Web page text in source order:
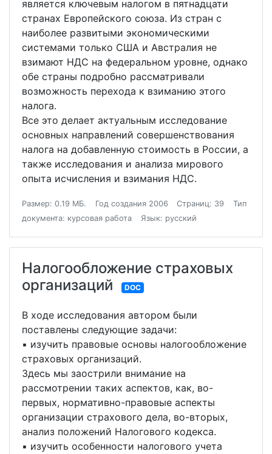
является ключевым налогом в пятнадцати
странах Европейского союза. Из стран с
наиболее развитыми экономическими
системами только США и Австралия не
взимают НДС на федеральном уровне, однако
обе страны подробно рассматривали
возможность перехода к взиманию этого
налога.
Все это делает актуальным исследование
основных направлений совершенствования
налога на добавленную стоимость в России, а
также исследования и анализа мирового
опыта исчисления и взимания НДС.
Размер: 0.19 МБ. Год создания 2006 Страниц: 39
Тип
документа: курсовая работа
Язык: русский
Налогообложение страховых
организаций
DOC
В ходе исследования автором были
поставлены следующие задачи:
▪ изучить правовые основы налогообложение
страховых организаций.
Здесь мы заострили внимание на
рассмотрении таких аспектов, как, во-
первых, нормативно-правовые аспекты
организации страхового дела, во-вторых,
анализ положений Налогового кодекса.
▪ изучить особенности налогового учета